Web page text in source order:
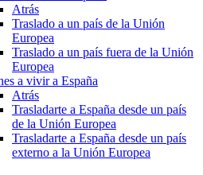
Atrás
Traslado a un país de la Unión
Europea
Traslado a un país fuera de la Unión
Europea
a vivir a España
Atrás
Trasladarte a España desde un país
de la Unión Europea
Trasladarte a España desde un país
externo a la Unión Europea